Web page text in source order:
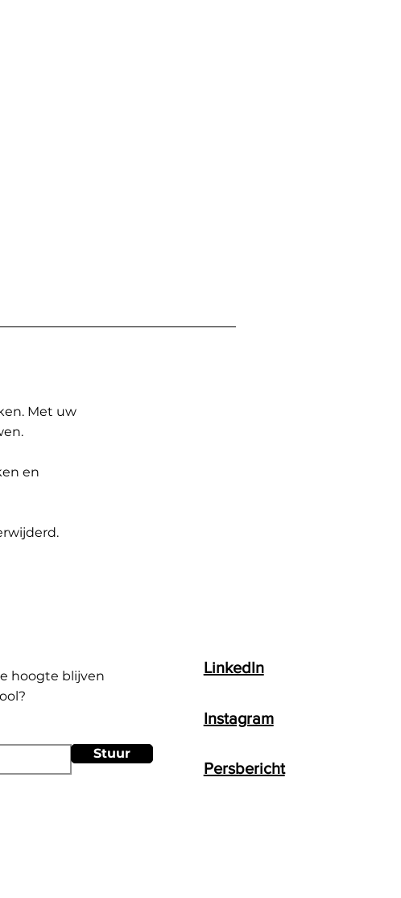
Met uw
en
hoogte blijven
Stuur
LinkedIn
Instagram
Persbericht